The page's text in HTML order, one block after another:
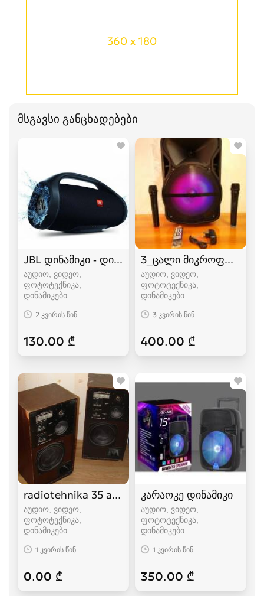
360 x 180
მსგავსი განცხადებები
JBL დინამიკი - დიდი ვერსია
აუდიო, ვიდეო,
ფოტოტექნიკა,
დინამიკები
2 კვირის წინ
130.00 ₾
3_ცალი
აუდიო, ვიდეო,
ფოტოტექნიკა,
დინამიკები
3 კვირის წინ
400.00 ₾
radiotehnika 35 ac-1
აუდიო, ვიდეო,
ფოტოტექნიკა,
დინამიკები
1 კვირის წინ
0.00 ₾
კარაოკე დინამიკი
აუდიო, ვიდეო,
ფოტოტექნიკა,
დინამიკები
1 კვირის წინ
350.00 ₾